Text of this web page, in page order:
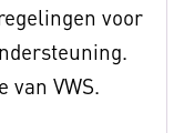
voor
van VWS.